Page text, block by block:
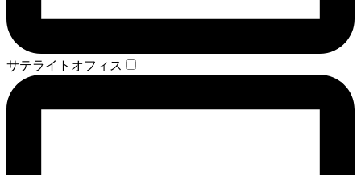
サテライトオフィス